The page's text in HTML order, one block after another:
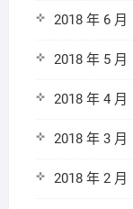
2018 年 6 月
2018 年 5 月
2018 年 4 月
2018 年 3 月
2018 年 2 月